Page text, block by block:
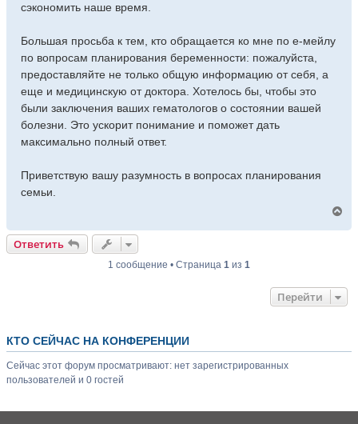
сэкономить наше время.
Большая просьба к тем, кто обращается ко мне по е-мейлу
по вопросам планирования беременности: пожалуйста,
предоставляйте не только общую информацию от себя, а
еще и медицинскую от доктора. Хотелось бы, чтобы это
были заключения ваших гематологов о состоянии вашей
болезни. Это ускорит понимание и поможет дать
максимально полный ответ.
Приветствую вашу разумность в вопросах планирования
семьи.
ь
а
Ответить
1 сообщение • Страница 1 из 1
Перейти
КТО СЕЙЧАС НА КОНФЕРЕНЦИИ
Сейчас этот форум просматривают: нет зарегистрированных
пользователей и 0 гостей